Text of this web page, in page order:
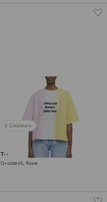
2 Couleurs
T-shirt Liberal Youth Ministry
Gradient, Rose